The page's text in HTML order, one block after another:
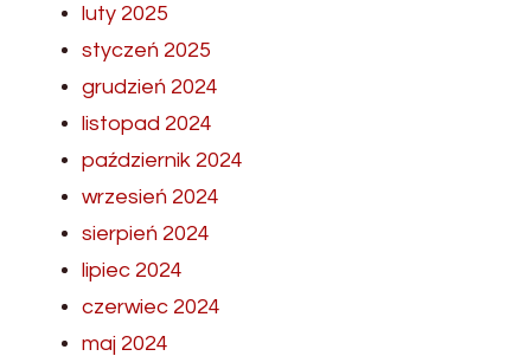
luty 2025
styczeń 2025
grudzień 2024
listopad 2024
październik 2024
wrzesień 2024
sierpień 2024
lipiec 2024
czerwiec 2024
maj 2024